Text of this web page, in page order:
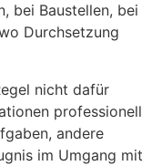
bei Baustellen, bei
Durchsetzung
nicht dafür
professionell
andere
im Umgang mit